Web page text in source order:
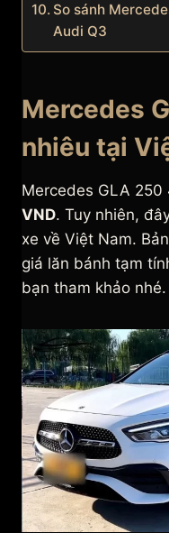
So sánh
Audi Q3
Mercedes
nhiêu tại
Mercedes GLA 250
VND. Tuy nhiên,
xe về Việt Nam.
giá lăn bánh tạm
bạn tham khảo nhé.